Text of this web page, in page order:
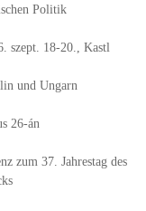
Politik
szept. 18-20., Kastl
und Ungarn
26-án
zum 37. Jahrestag des